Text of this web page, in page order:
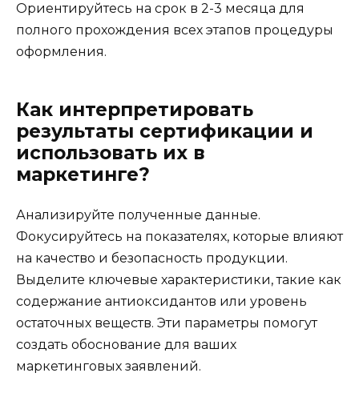
Ориентируйтесь на срок в 2-3 месяца для
полного прохождения всех этапов процедуры
оформления.
Как интерпретировать
результаты сертификации и
использовать их в
маркетинге?
Анализируйте полученные данные.
Фокусируйтесь на показателях, которые влияют
на качество и безопасность продукции.
Выделите ключевые характеристики, такие как
содержание антиоксидантов или уровень
остаточных веществ. Эти параметры помогут
создать обоснование для ваших
маркетинговых заявлений.